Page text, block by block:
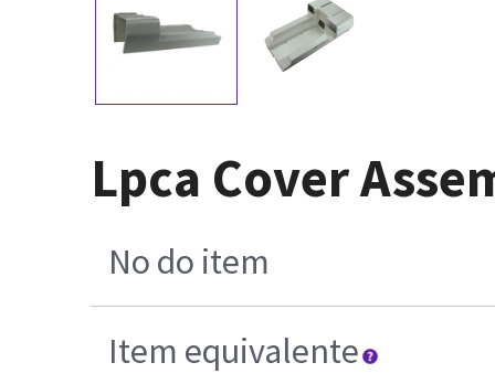
Lpca Cover
No do item
Item equivalente